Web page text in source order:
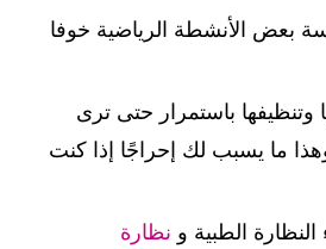
بعض الأنشطة الرياضية خوفا
وتنظيفها باستمرار حتى ترى
ما يسبب لك إحراجًا إذا كنت
النظارة الطبية و نظارة